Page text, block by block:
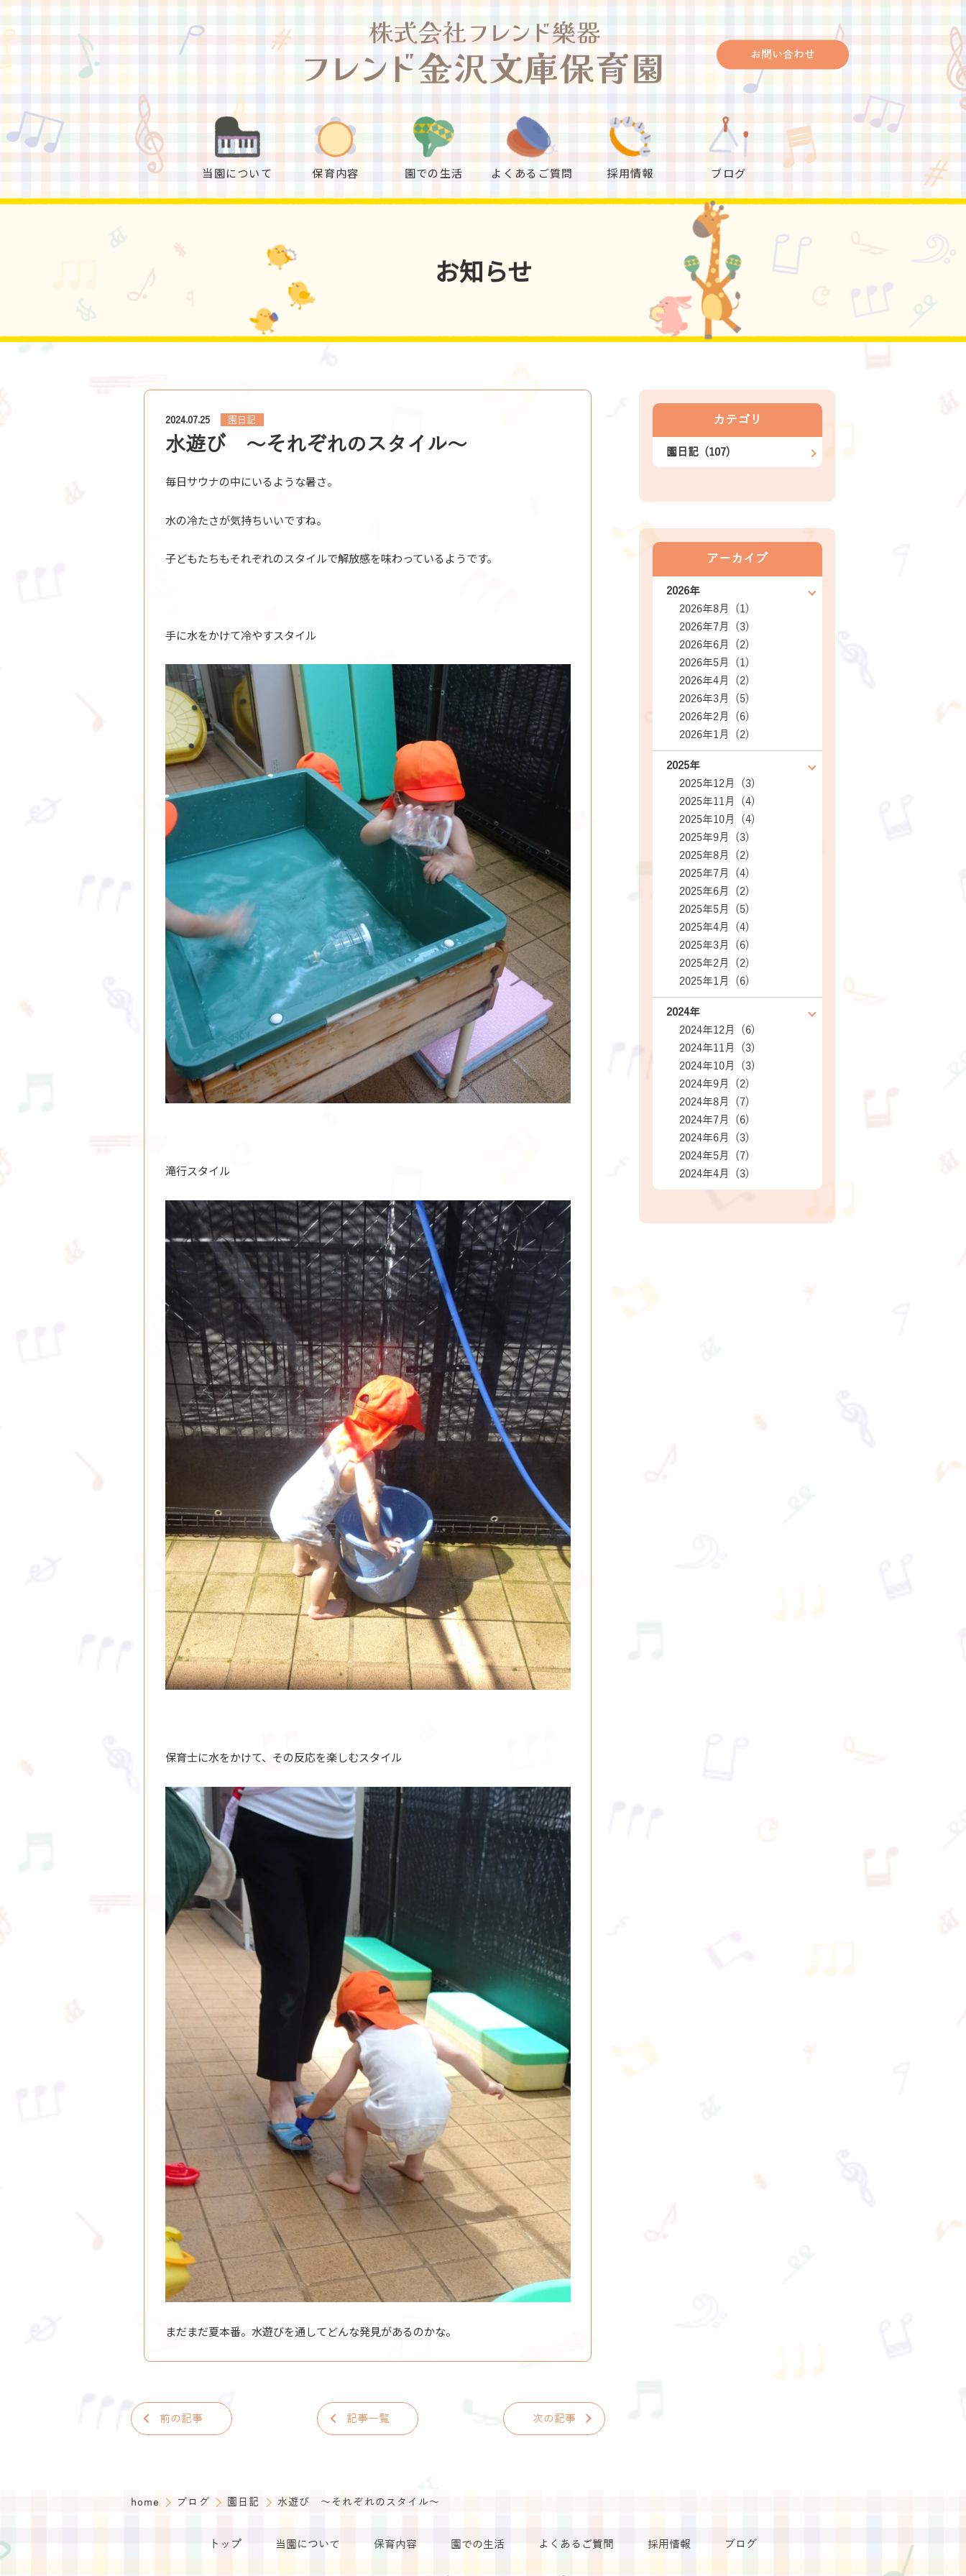
お問い合わせ
当園について 保育内容 園での生活 よくあるご質問 採用情報 ブログ
お知らせ
2024.07.25 園日記
水遊び ～それぞれのスタイル～
毎日サウナの中にいるような暑さ。
水の冷たさが気持ちいいですね。
子どもたちもそれぞれのスタイルで解放感を味わっているようです。
手に水をかけて冷やすスタイル
滝行スタイル
保育士に水をかけて、その反応を楽しむスタイル
まだまだ夏本番。水遊びを通してどんな発見があるのかな。
前の記事 記事一覧 次の記事
カテゴリ
園日記 (107)
アーカイブ
2026年
2026年8月 (1)
2026年7月 (3)
2026年6月 (2)
2026年5月 (1)
2026年4月 (2)
2026年3月 (5)
2026年2月 (6)
2026年1月 (2)
2025年
2025年12月 (3)
2025年11月 (4)
2025年10月 (4)
2025年9月 (3)
2025年8月 (2)
2025年7月 (4)
2025年6月 (2)
2025年5月 (5)
2025年4月 (4)
2025年3月 (6)
2025年2月 (2)
2025年1月 (6)
2024年
2024年12月 (6)
2024年11月 (3)
2024年10月 (3)
2024年9月 (2)
2024年8月 (7)
2024年7月 (6)
2024年6月 (3)
2024年5月 (7)
2024年4月 (3)
home ブログ 園日記 水遊び ～それぞれのスタイル～
トップ 当園について 保育内容 園での生活 よくあるご質問 採用情報 ブログ